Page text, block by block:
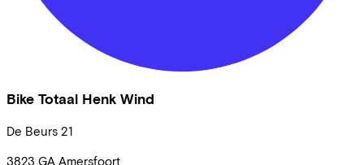
Bike Totaal Henk Wind
De Beurs 21
3823 GA Amersfoort